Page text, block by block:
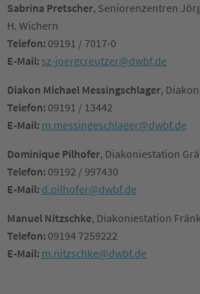
Sabrina Pretscher, Seniorenzentren
H. Wichern
Telefon: 09191 / 7017-0
E-Mail: sz-joergcreutzer@dwbf.de
Diakon Michael Messingschlager,
Telefon: 09191 / 13442
E-Mail: m.messingeschlager@dwbf.de
Dominique Pilhofer, Diakoniestation
Telefon: 09192 / 997430
E-Mail: d.pilhofer@dwbf.de
Manuel Nitzschke, Diakoniestation
Telefon: 09194 7259222
E-Mail: m.nitzschke@dwbf.de